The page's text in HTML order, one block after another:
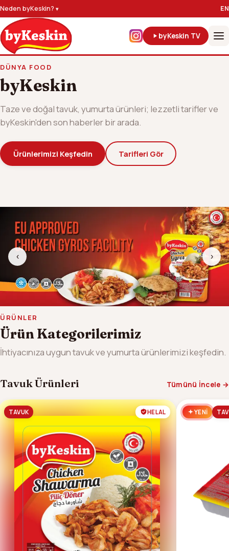
Neden byKeskin? EN
byKeskin TV
DÜNYA FOOD
byKeskin
Taze ve doğal tavuk, yumurta ürünleri; lezzetli tarifler ve
byKeskin'den son haberler bir arada.
Ürünlerimizi Keşfedin Tarifleri Gör
‹ ›
ÜRÜNLER
Ürün Kategorilerimiz
İhtiyacınıza uygun tavuk ve yumurta ürünlerimizi keşfedin.
Tavuk Ürünleri Tümünü İncele →
TAVUK HELAL YENI